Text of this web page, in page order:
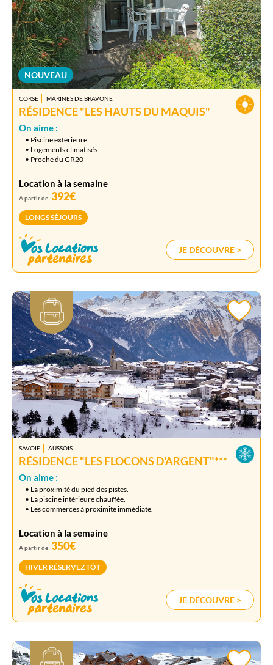
NOUVEAU
CORSE MARINES DE BRAVONE
RÉSIDENCE "LES HAUTS DU MAQUIS"
On aime :
• Piscine extérieure
• Logements climatisés
• Proche du GR20
Location à la semaine
A partir de 392€
LONGS SÉJOURS
JE DÉCOUVRE >
SAVOIE AUSSOIS
RÉSIDENCE "LES FLOCONS D'ARGENT"***
On aime :
• La proximité du pied des pistes.
• La piscine intérieure chauffée.
• Les commerces à proximité immédiate.
Location à la semaine
A partir de 350€
HIVER RÉSERVEZ TÔT
JE DÉCOUVRE >